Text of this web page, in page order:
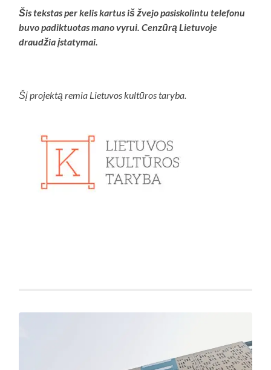
Šis tekstas per kelis kartus iš žvejo pasiskolintu telefonu
buvo padiktuotas mano vyrui. Cenzūrą Lietuvoje
draudžia įstatymai.
Šį projektą remia Lietuvos kultūros taryba.